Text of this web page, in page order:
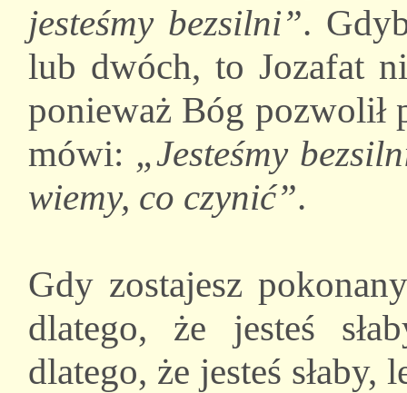
jesteśmy bezsilni”.
lub dwóch, to Jozafat
ponieważ Bóg pozwolił
mówi: „Jesteśmy
wiemy, co czynić”.
Gdy zostajesz
dlatego, że jesteś
dlatego, że jesteś